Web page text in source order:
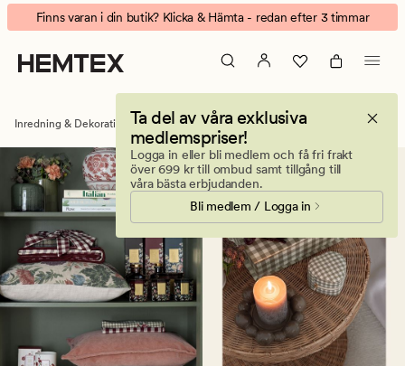
Blockljus
Hemtex
Animerad
banner.
Klicka
på
för
att
pausa.
Finns varan i din butik? Klicka & Hämta - redan efter 3 timmar
Ta del av våra exklusiva
medlemspriser!
Logga in eller bli medlem och få fri frakt
över 699 kr till ombud samt tillgång till
våra bästa erbjudanden.
Bli medlem / Logga in
Inredning & Dekorationer Ljus & doftljus Blockljus